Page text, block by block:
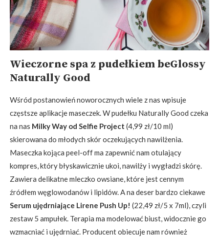
Wieczorne spa z pudełkiem beGlossy
Naturally Good
Wśród postanowień noworocznych wiele z nas wpisuje
częstsze aplikacje maseczek. W pudełku Naturally Good czeka
na nas Milky Way od Selfie Project (4,99 zł/10 ml)
skierowana do młodych skór oczekujących nawilżenia.
Maseczka kojąca peel-off ma zapewnić nam otulający
kompres, który błyskawicznie ukoi, nawilży i wygładzi skórę.
Zawiera delikatne mleczko owsiane, które jest cennym
źródłem węglowodanów i lipidów. A na deser bardzo ciekawe
Serum ujędrniające Lirene Push Up! (22,49 zł/5 x 7ml), czyli
zestaw 5 ampułek. Terapia ma modelować biust, widocznie go
wzmacniać i ujędrniać. Producent obiecuje nam również